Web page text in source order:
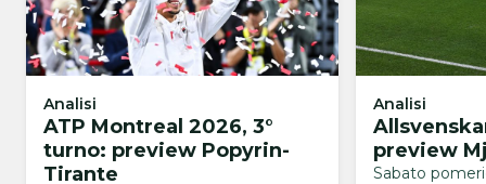
Analisi
ATP Montreal 2026, 3°
turno: preview Popyrin-
Tirante
Analisi
preview
Sabato